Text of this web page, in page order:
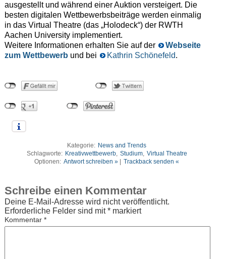
ausgestellt und während einer Auktion versteigert. Die
besten digitalen Wettbewerbsbeiträge werden einmalig
in das Virtual Theatre (das „Holodeck“) der RWTH
Aachen University implementiert.
Weitere Informationen erhalten Sie auf der
Webseite
zum Wettbewerb und bei Kathrin Schönefeld.
Kategorie: News and Trends
Schlagworte: Kreativwettbewerb, Studium, Virtual Theatre
Optionen: Antwort schreiben » Trackback senden «
Schreibe einen Kommentar
Deine E-Mail-Adresse wird nicht veröffentlicht.
Erforderliche Felder sind mit*markiert
Kommentar *